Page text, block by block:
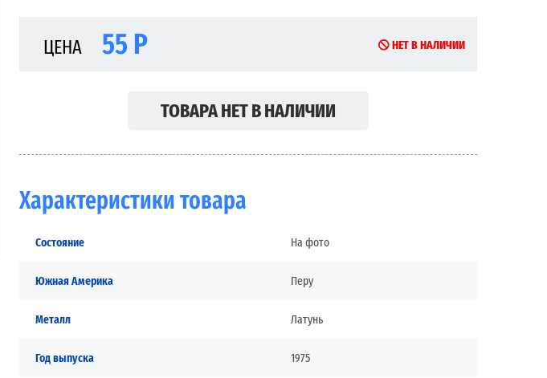
ЦЕНА 55 Р НЕТ В НАЛИЧИИ
ТОВАРА НЕТ В НАЛИЧИИ
Характеристики товара
Состояние На фото
Южная Америка Перу
Металл Латунь
Год выпуска 1975